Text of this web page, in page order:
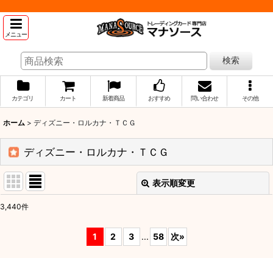
メニュー
検索
カテゴリ カート 新着商品 おすすめ 問い合わせ その他
ホーム > ディズニー・ロルカナ・ＴＣＧ
ディズニー・ロルカナ・ＴＣＧ
表示順変更
サブカテゴリ
3,440件
1 2 3 ... 58 次»